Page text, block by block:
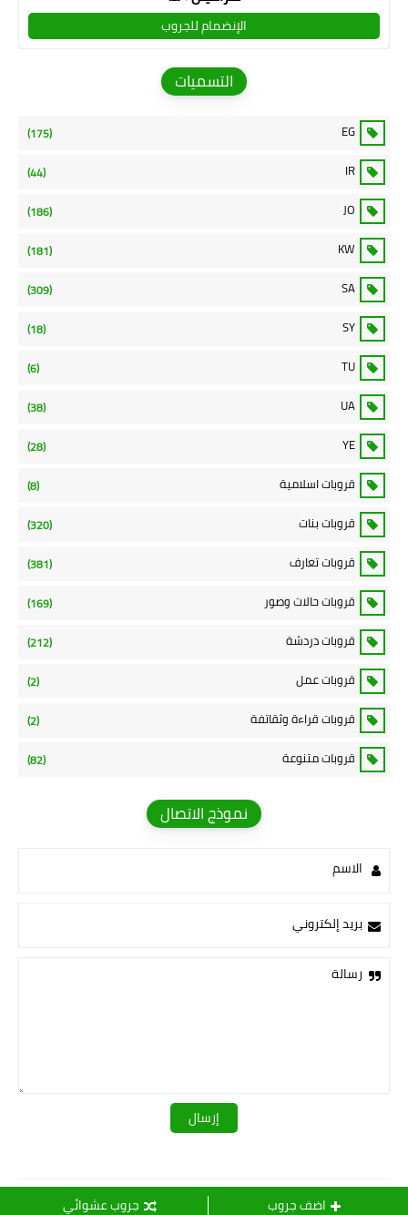
اضف جروب جروب عشوائي
الإنضمام للجروب
التسميات
EG
(175)
IR
(44)
JO
(186)
KW
(181)
SA
(309)
SY
(18)
TU
(6)
UA
(38)
YE
(28)
قروبات اسلامية (8)
قروبات بنات (320)
قروبات تعارف (381)
قروبات حالات وصور (169)
قروبات دردشة (212)
قروبات عمل (2)
قروبات قراءة وثقاتفة (2)
قروبات متنوعة (82)
نموذج الاتصال
الاسم
بريد إلكتروني
رسالة
قـــــروبات ســ💛ــيدرا